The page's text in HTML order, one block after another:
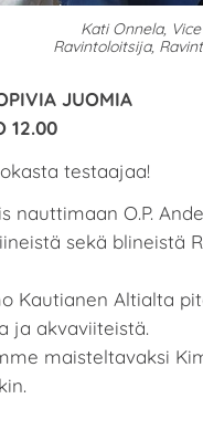
Kati Onnela,
Ravintoloitsija,
JUOMIA​
12.00
testaajaa!
nauttimaan O.P.
sekä blineistä
Kautianen Altialta
ja akvaviiteistä.
maisteltavaksi